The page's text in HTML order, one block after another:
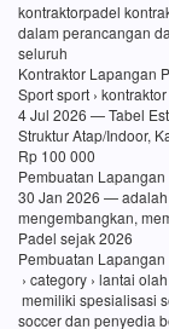
kontraktorpadel
dalam perancangan
seluruh
Kontraktor Lapangan
Sport sport ›
4 Jul 2026 — Tabel
Struktur Atap/Indoor,
Rp 100 000
Pembuatan
30 Jan 2026 —
mengembangkan,
Padel sejak 2026
Pembuatan
› category › lantai
memiliki spesialisasi
soccer dan penyedia